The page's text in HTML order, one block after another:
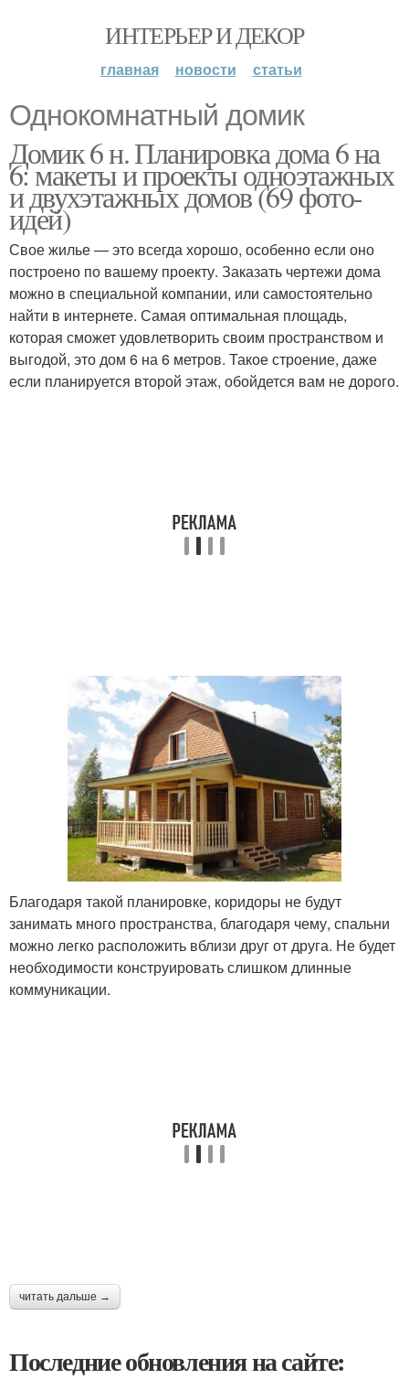
ИНТЕРЬЕР И ДЕКОР
главная новости статьи
Однокомнатный домик
Домик 6 н. Планировка дома 6 на
6: макеты и проекты одноэтажных
и двухэтажных домов (69 фото-
идей)
Свое жилье — это всегда хорошо, особенно если оно
построено по вашему проекту. Заказать чертежи дома
можно в специальной компании, или самостоятельно
найти в интернете. Самая оптимальная площадь,
которая сможет удовлетворить своим пространством и
выгодой, это дом 6 на 6 метров. Такое строение, даже
если планируется второй этаж, обойдется вам не дорого.
Благодаря такой планировке, коридоры не будут
занимать много пространства, благодаря чему, спальни
можно легко расположить вблизи друг от друга. Не будет
необходимости конструировать слишком длинные
коммуникации.
читать дальше →
Последние обновления на сайте: